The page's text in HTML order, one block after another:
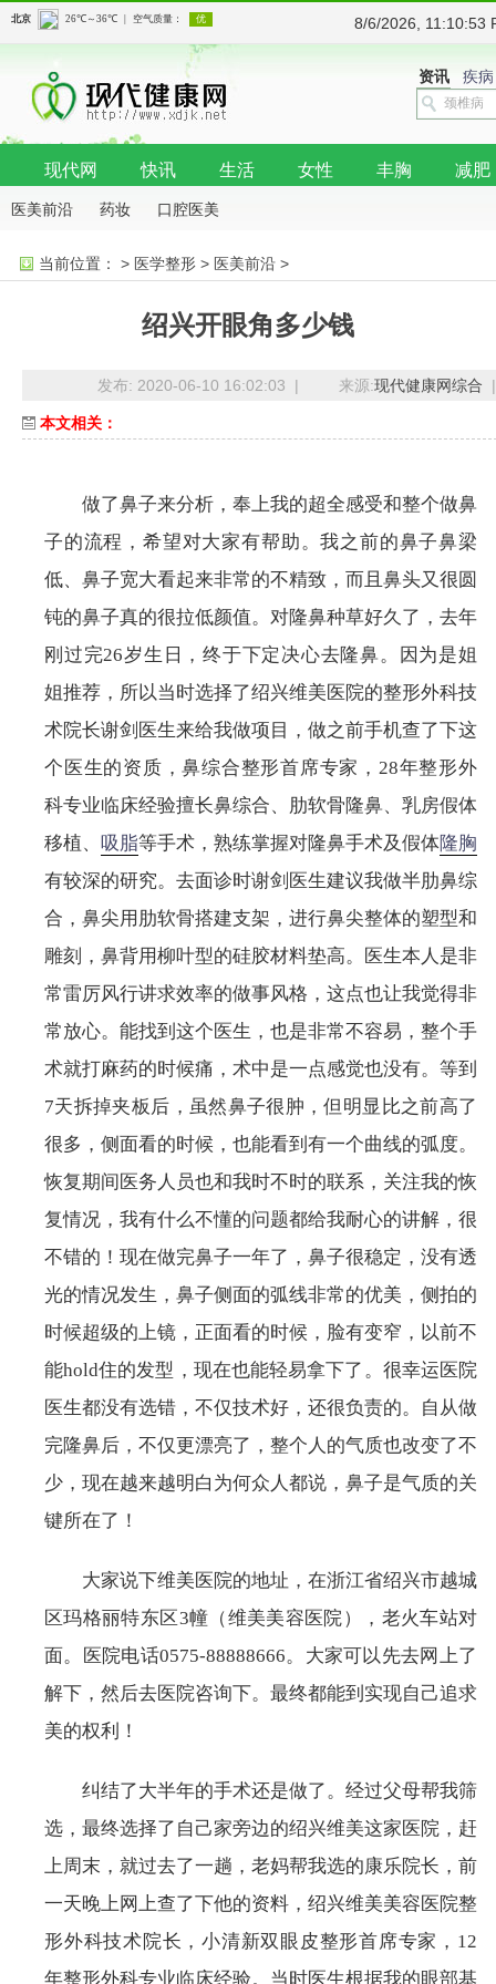
8/6/2026, 11:10:54
资讯 疾病
现代网 快讯 生活 女性 丰胸 减肥
医美前沿 药妆 口腔医美
当前位置： > 医学整形 > 医美前沿 >
绍兴开眼角多少钱
发布: 2020-06-10 16:02:03 | 来源:现代健康网综合 |
本文相关：
做了鼻子来分析，奉上我的超全感受和整个做鼻
子的流程，希望对大家有帮助。我之前的鼻子鼻梁
低、鼻子宽大看起来非常的不精致，而且鼻头又很圆
钝的鼻子真的很拉低颜值。对隆鼻种草好久了，去年
刚过完26岁生日，终于下定决心去隆鼻。因为是姐
姐推荐，所以当时选择了绍兴维美医院的整形外科技
术院长谢剑医生来给我做项目，做之前手机查了下这
个医生的资质，鼻综合整形首席专家，28年整形外
科专业临床经验擅长鼻综合、肋软骨隆鼻、乳房假体
移植、 吸脂等手术，熟练掌握对隆鼻手术及假体隆胸
有较深的研究。去面诊时谢剑医生建议我做半肋鼻综
合，鼻尖用肋软骨搭建支架，进行鼻尖整体的塑型和
雕刻，鼻背用柳叶型的硅胶材料垫高。医生本人是非
常雷厉风行讲求效率的做事风格，这点也让我觉得非
常放心。能找到这个医生，也是非常不容易，整个手
术就打麻药的时候痛，术中是一点感觉也没有。等到
7天拆掉夹板后，虽然鼻子很肿，但明显比之前高了
很多，侧面看的时候，也能看到有一个曲线的弧度。
恢复期间医务人员也和我时不时的联系，关注我的恢
复情况，我有什么不懂的问题都给我耐心的讲解，很
不错的！现在做完鼻子一年了，鼻子很稳定，没有透
光的情况发生，鼻子侧面的弧线非常的优美，侧拍的
时候超级的上镜，正面看的时候，脸有变窄，以前不
能hold住的发型，现在也能轻易拿下了。很幸运医院
医生都没有选错，不仅技术好，还很负责的。自从做
完隆鼻后，不仅更漂亮了，整个人的气质也改变了不
少，现在越来越明白为何众人都说，鼻子是气质的关
键所在了！
大家说下维美医院的地址，在浙江省绍兴市越城
区玛格丽特东区3幢（维美美容医院），老火车站对
面。医院电话0575-88888666。大家可以先去网上了
解下，然后去医院咨询下。最终都能到实现自己追求
美的权利！
纠结了大半年的手术还是做了。经过父母帮我筛
选，最终选择了自己家旁边的绍兴维美这家医院，赶
上周末，就过去了一趟，老妈帮我选的康乐院长，前
一天晚上网上查了下他的资料，绍兴维美美容医院整
形外科技术院长，小清新双眼皮整形首席专家，12
年整形外科专业临床经验。当时医生根据我的眼部基